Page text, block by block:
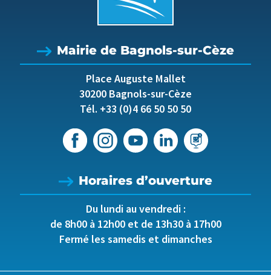
Mairie de Bagnols-sur-Cèze
Place Auguste Mallet
30200 Bagnols-sur-Cèze
Tél. +33 (0)4 66 50 50 50
Horaires d’ouverture
Du lundi au vendredi :
de 8h00 à 12h00 et de 13h30 à 17h00
Fermé les samedis et dimanches